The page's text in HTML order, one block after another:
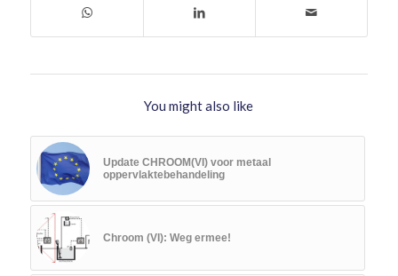
You might also like
Update CHROOM(VI) voor metaal
oppervlaktebehandeling
Chroom (VI): Weg ermee!